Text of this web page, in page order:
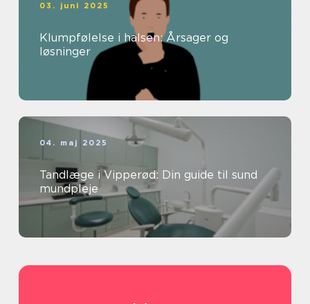
03. juni 2025
Klumpfølelse i halsen: Årsager og
løsninger
04. maj 2025
Tandlæge i Vipperød: Din guide til sund
mundpleje